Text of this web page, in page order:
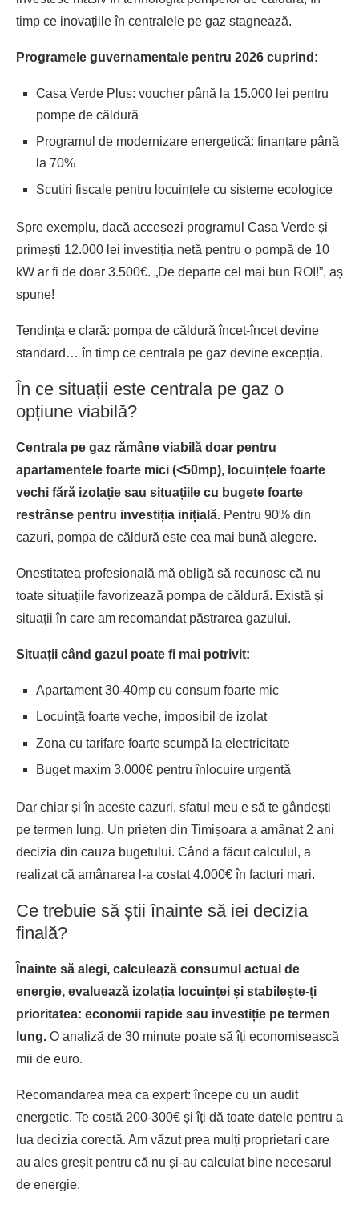
timp ce inovațiile în centralele pe gaz stagnează.
Programele guvernamentale pentru 2026 cuprind:
Casa Verde Plus: voucher până la 15.000 lei pentru
pompe de căldură
Programul de modernizare energetică: finanțare până
la 70%
Scutiri fiscale pentru locuințele cu sisteme ecologice
Spre exemplu, dacă accesezi programul Casa Verde și
primești 12.000 lei investiția netă pentru o pompă de 10
kW ar fi de doar 3.500€. „De departe cel mai bun ROI!”, aș
spune!
Tendința e clară: pompa de căldură încet-încet devine
standard… în timp ce centrala pe gaz devine excepția.
În ce situații este centrala pe gaz o
opțiune viabilă?
Centrala pe gaz rămâne viabilă doar pentru
apartamentele foarte mici (<50mp), locuințele foarte
vechi fără izolație sau situațiile cu bugete foarte
restrânse pentru investiția inițială. Pentru 90% din
cazuri, pompa de căldură este cea mai bună alegere.
Onestitatea profesională mă obligă să recunosc că nu
toate situațiile favorizează pompa de căldură. Există și
situații în care am recomandat păstrarea gazului.
Situații când gazul poate fi mai potrivit:
Apartament 30-40mp cu consum foarte mic
Locuință foarte veche, imposibil de izolat
Zona cu tarifare foarte scumpă la electricitate
Buget maxim 3.000€ pentru înlocuire urgentă
Dar chiar și în aceste cazuri, sfatul meu e să te gândești
pe termen lung. Un prieten din Timișoara a amânat 2 ani
decizia din cauza bugetului. Când a făcut calculul, a
realizat că amânarea l-a costat 4.000€ în facturi mari.
Ce trebuie să știi înainte să iei decizia
finală?
Înainte să alegi, calculează consumul actual de
energie, evaluează izolația locuinței și stabilește-ți
prioritatea: economii rapide sau investiție pe termen
lung. O analiză de 30 minute poate să îți economisească
mii de euro.
Recomandarea mea ca expert: începe cu un audit
energetic. Te costă 200-300€ și îți dă toate datele pentru a
lua decizia corectă. Am văzut prea mulți proprietari care
au ales greșit pentru că nu și-au calculat bine necesarul
de energie.